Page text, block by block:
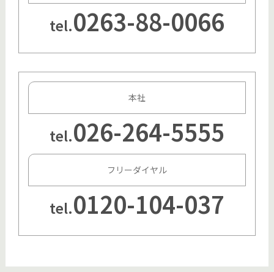
tel.0263-88-0066
本社
tel.026-264-5555
フリーダイヤル
tel.0120-104-037